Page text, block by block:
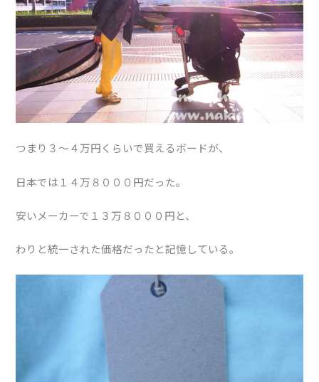
つまり３〜４万円くらいで買えるボードが、
日本では１４万８０００円だった。
安いメーカーで１３万８０００円と、
わりと統一された価格だったと記憶している。